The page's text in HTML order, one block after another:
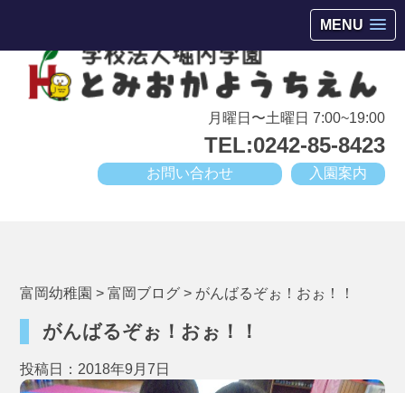
MENU
月曜日〜土曜日 7:00~19:00
TEL:0242-85-8423
入園案内
お問い合わせ
富岡幼稚園 >富岡ブログ > がんばるぞぉ！おぉ！！
がんばるぞぉ！おぉ！！
投稿日：2018年9月7日